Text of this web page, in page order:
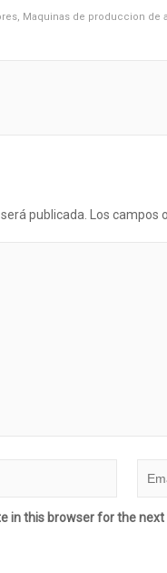
, Maquinas de produccion de
publicada. Los campos
in this browser for the